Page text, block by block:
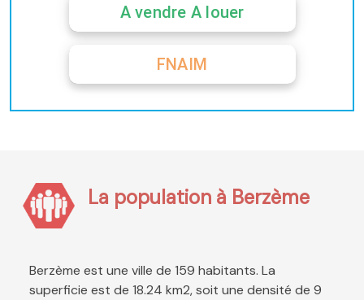
A vendre A louer
FNAIM
La population à Berzème
Berzème est une ville de 159 habitants. La
superficie est de 18.24 km2, soit une densité de 9